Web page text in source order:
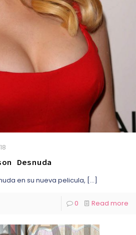
Desnuda
en su nueva pelicula, […]
0 Read more